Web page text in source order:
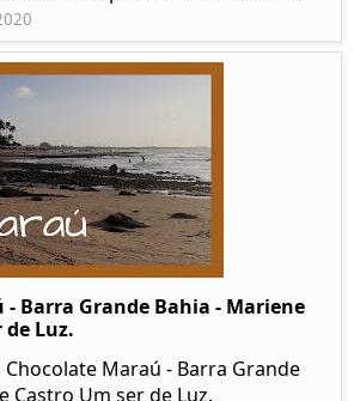
- Barra Grande Bahia - Mariene
de Luz.
Chocolate Maraú - Barra Grande
Castro Um ser de Luz.